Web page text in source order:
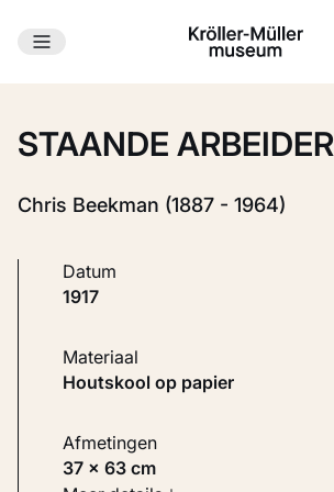
Ga naar hoofdinhoud
STAANDE ARBEIDER
Chris Beekman (1887 - 1964)
Datum
1917
Materiaal
Houtskool op papier
Afmetingen
37 × 63 cm